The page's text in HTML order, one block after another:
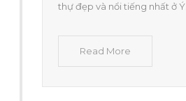
thự đẹp và nổi tiếng nhất ở Ý.
Read More